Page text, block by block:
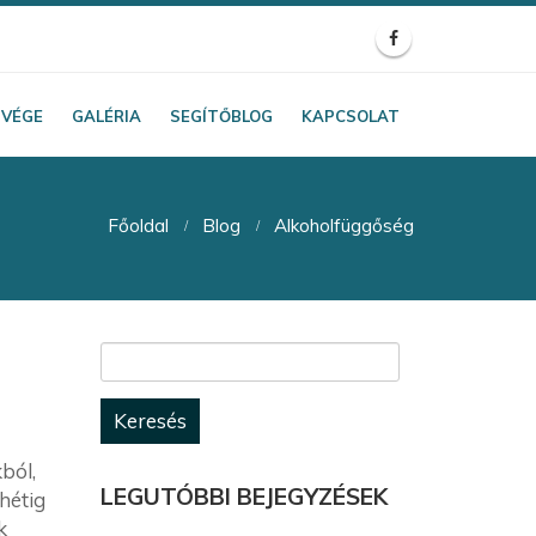
GALÉRIA SEGÍTŐBLOG KAPCSOLAT
Főoldal Blog Alkoholfüggőség
Keresés:
LEGUTÓBBI BEJEGYZÉSEK